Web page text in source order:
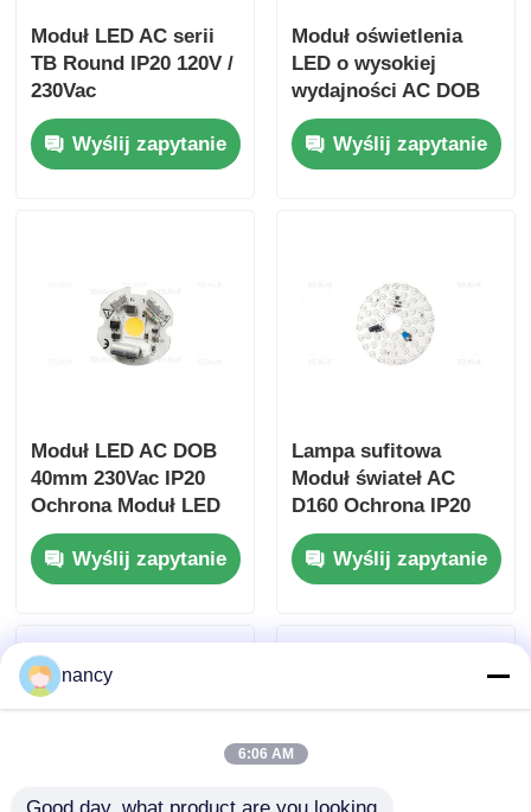
Moduł LED AC serii
TB Round IP20 120V /
230Vac
Wyślij zapytanie
Moduł oświetlenia
LED o wysokiej
wydajności AC DOB
57 mm Wskaźnik
mocy wyższy niż 0.8
Wyślij zapytanie
Moduł LED AC DOB
40mm 230Vac IP20
Ochrona Moduł LED
Wysokiej Mocy
Wyślij zapytanie
Lampa sufitowa
Moduł świateł AC
D160 Ochrona IP20
CRI 90/80
Wyślij zapytanie
nancy
6:06 AM